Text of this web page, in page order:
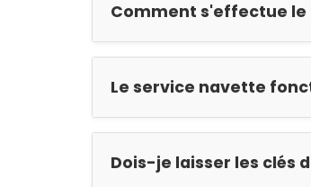
Comment s'effectue le
Le service navette
Dois-je laisser les clés